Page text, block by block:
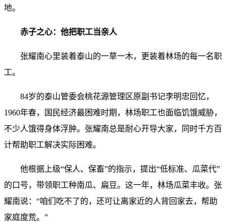
地。
赤子之心：他把职工当亲人
张耀南心里装着泰山的一草一木，更装着林场的每一名职
工。
84岁的泰山管委会桃花源管理区原副书记李明忠回忆，
1960年春，国民经济最困难时期，林场职工也面临饥饿威胁，
不少人饿得身体浮肿。张耀南总是耐心开导大家，同时千方百
计帮助职工解决实际困难。
他根据上级“保人、保畜”的指示，提出“低标准、瓜菜代”
的口号，带领职工种南瓜、扁豆。这一年，林场瓜菜丰收。张
耀南说：“咱们吃不了的，还可让离家近的人背回家去，帮助
家庭度荒。”